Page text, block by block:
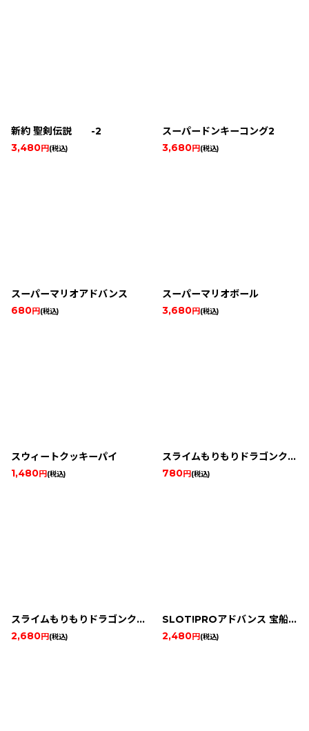
新約 聖剣伝説 -2
3,480円 (税込)
スーパードンキーコング2
3,680円 (税込)
スーパーマリオアドバンス
680円 (税込)
スーパーマリオボール
3,680円 (税込)
スウィートクッキーパイ
1,480円 (税込)
スライムもりもりドラゴンクエスト 衝撃のしっぽ団
780円 (税込)
スライムもりもりドラゴンクエスト 衝撃のしっぽ団
2,680円 (税込)
SLOT!PROアドバンス 宝船&大江戸桜吹雪
2,480円 (税込)